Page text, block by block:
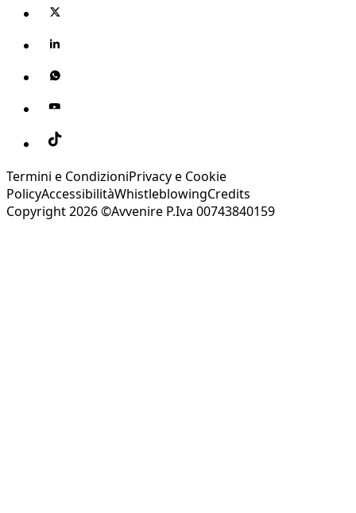
Termini e CondizioniPrivacy e Cookie
PolicyAccessibilitàWhistleblowingCredits
Copyright 2026 ©Avvenire P.Iva 00743840159